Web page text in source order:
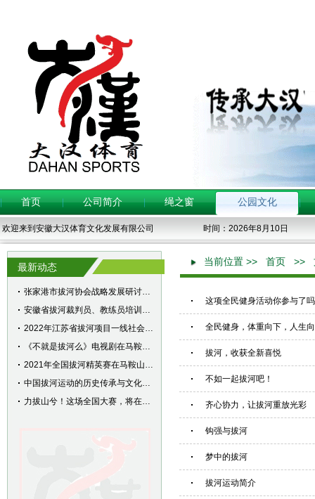
首页 公司简介 绳之窗 公园文化
欢迎来到安徽大汉体育文化发展有限公司 时间：2026年8月10日
最新动态
张家港市拔河协会战略发展研讨会召开
安徽省拔河裁判员、教练员培训班暨拔河社会体育指导...
2022年江苏省拔河项目一线社会体育指导员技能再...
《不就是拔河么》电视剧在马鞍山拍摄并杀青
2021年全国拔河精英赛在马鞍山闭幕
中国拔河运动的历史传承与文化内涵——“力拔山兮”...
力拔山兮！这场全国大赛，将在马鞍山举行！
当前位置 &gt;> 首页 &gt;>
这项全民健身活动你参与了
全民健身，体重向下，人生
拔河，收获全新喜悦
不如一起拔河吧！
齐心协力，让拔河重放光彩
钩强与拔河
梦中的拔河
拔河运动简介